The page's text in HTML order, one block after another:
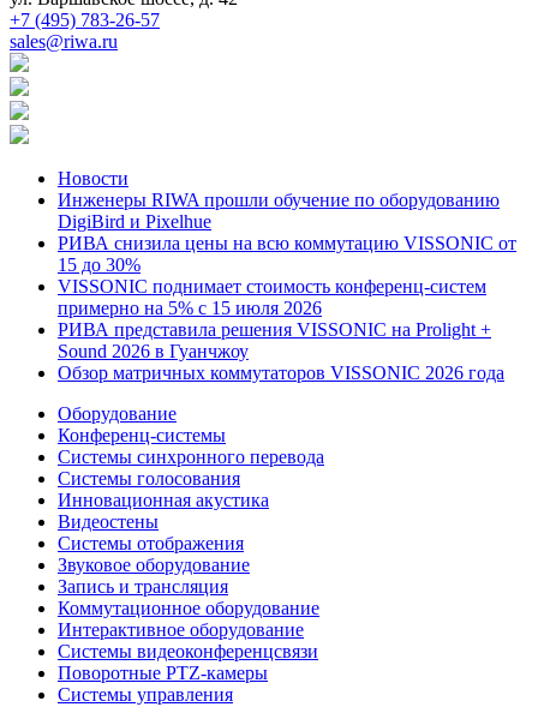
+7 (495) 783-26-57
sales@riwa.ru
Новости
Инженеры RIWA прошли обучение по оборудованию
DigiBird и Pixelhue
РИВА снизила цены на всю коммутацию VISSONIC от
15 до 30%
VISSONIC поднимает стоимость конференц-систем
примерно на 5% с 15 июля 2026
РИВА представила решения VISSONIC на Prolight +
Sound 2026 в Гуанчжоу
Обзор матричных коммутаторов VISSONIC 2026 года
Оборудование
Конференц-системы
Системы синхронного перевода
Системы голосования
Инновационная акустика
Видеостены
Системы отображения
Звуковое оборудование
Запись и трансляция
Коммутационное оборудование
Интерактивное оборудование
Системы видеоконференцсвязи
Поворотные PTZ-камеры
Системы управления